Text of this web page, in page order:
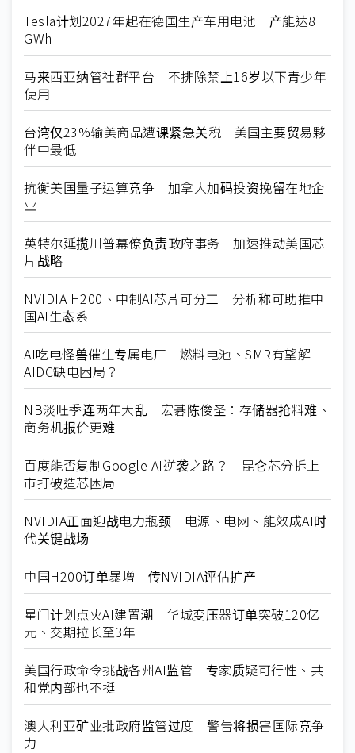
Tesla计划2027年起在德国生产车用电池 产能达8
GWh
马来西亚纳管社群平台 不排除禁止16岁以下青少年
使用
台湾仅23%输美商品遭课紧急关税 美国主要贸易夥
伴中最低
抗衡美国量子运算竞争 加拿大加码投资挽留在地企
业
英特尔延揽川普幕僚负责政府事务 加速推动美国芯
片战略
NVIDIA H200、中制AI芯片可分工 分析称可助推中
国AI生态系
AI吃电怪兽催生专属电厂 燃料电池、SMR有望解
AIDC缺电困局？
NB淡旺季连两年大乱 宏碁陈俊圣：存储器抢料难、
商务机报价更难
百度能否复制Google AI逆袭之路？ 昆仑芯分拆上
市打破造芯困局
NVIDIA正面迎战电力瓶颈 电源、电网、能效成AI时
代关键战场
中国H200订单暴增 传NVIDIA评估扩产
星门计划点火AI建置潮 华城变压器订单突破120亿
元、交期拉长至3年
美国行政命令挑战各州AI监管 专家质疑可行性、共
和党内部也不挺
澳大利亚矿业批政府监管过度 警告将损害国际竞争
力